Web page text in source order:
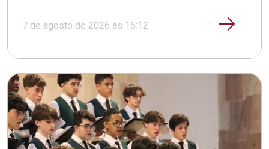
7 de agosto de 2026 às 16:12